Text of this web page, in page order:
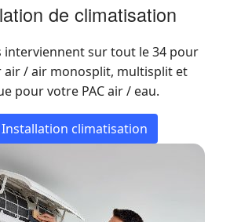
de climatisation
interviennent sur tout le 34 pour
air / air monosplit, multisplit et
pour votre PAC air / eau.
climatisation